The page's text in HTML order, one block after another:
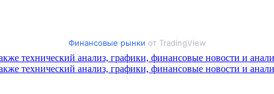
Финансовые рынки от TradingView